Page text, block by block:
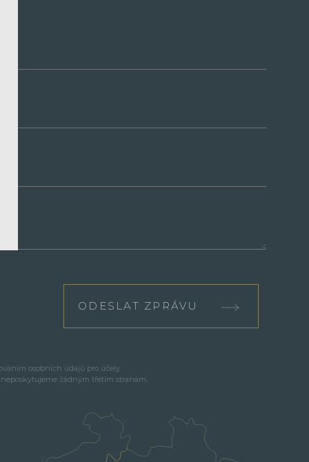
ODESLAT ZPRÁVU
osobních údajů pro účely
žádným třetím stranám.